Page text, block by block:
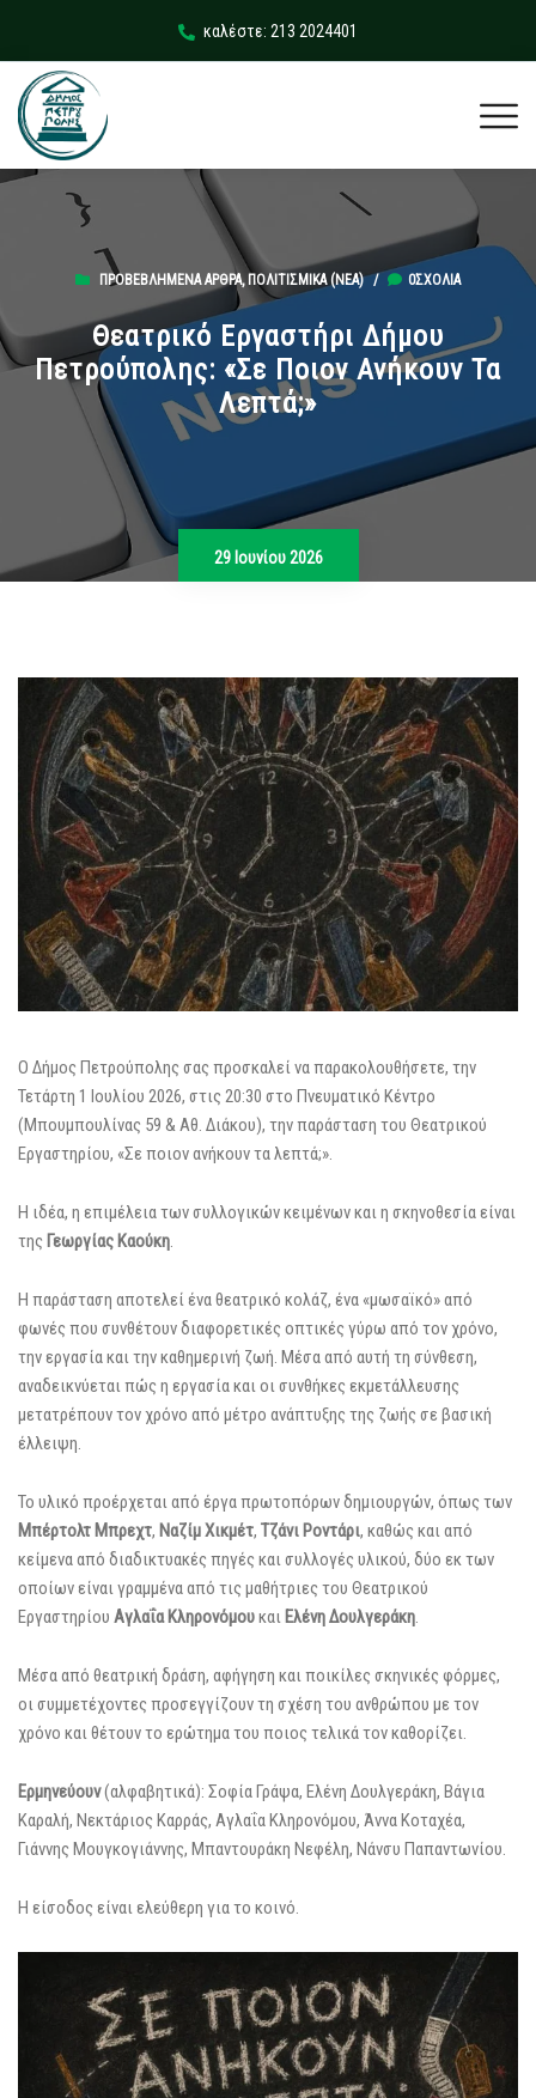
καλέστε: 213 2024401
ΠΡΟΒΕΒΛΗΜΈΝΑ ΆΡΘΡΑ, ΠΟΛΙΤΙΣΜΙΚΆ (ΝΕΑ)/ 0ΣΧΌΛΙΑ
Θεατρικό Εργαστήρι Δήμου
Πετρούπολης: «Σε Ποιον Ανήκουν Τα
Λεπτά;»
29 Ιουνίου 2026
Ο Δήμος Πετρούπολης σας προσκαλεί να παρακολουθήσετε, την
Τετάρτη 1 Ιουλίου 2026, στις 20:30 στο Πνευματικό Κέντρο
(Μπουμπουλίνας 59 & Αθ. Διάκου), την παράσταση του Θεατρικού
Εργαστηρίου, «Σε ποιον ανήκουν τα λεπτά;».
Η ιδέα, η επιμέλεια των συλλογικών κειμένων και η σκηνοθεσία είναι
της Γεωργίας Καούκη.
Η παράσταση αποτελεί ένα θεατρικό κολάζ, ένα «μωσαϊκό» από
φωνές που συνθέτουν διαφορετικές οπτικές γύρω από τον χρόνο,
την εργασία και την καθημερινή ζωή. Μέσα από αυτή τη σύνθεση,
αναδεικνύεται πώς η εργασία και οι συνθήκες εκμετάλλευσης
μετατρέπουν τον χρόνο από μέτρο ανάπτυξης της ζωής σε βασική
έλλειψη.
Το υλικό προέρχεται από έργα πρωτοπόρων δημιουργών, όπως των
Μπέρτολτ Μπρεχτ, Ναζίμ Χικμέτ, Τζάνι Ροντάρι, καθώς και από
κείμενα από διαδικτυακές πηγές και συλλογές υλικού, δύο εκ των
οποίων είναι γραμμένα από τις μαθήτριες του Θεατρικού
Εργαστηρίου Αγλαΐα Κληρονόμουκαι Ελένη Δουλγεράκη.
Μέσα από θεατρική δράση, αφήγηση και ποικίλες σκηνικές φόρμες,
οι συμμετέχοντες προσεγγίζουν τη σχέση του ανθρώπου με τον
χρόνο και θέτουν το ερώτημα του ποιος τελικά τον καθορίζει.
Ερμηνεύουν(αλφαβητικά): Σοφία Γράψα, Ελένη Δουλγεράκη, Βάγια
Καραλή, Νεκτάριος Καρράς, Αγλαΐα Κληρονόμου, Άννα Κοταχέα,
Γιάννης Μουγκογιάννης, Μπαντουράκη Νεφέλη, Νάνσυ Παπαντωνίου.
Η είσοδος είναι ελεύθερη για το κοινό.